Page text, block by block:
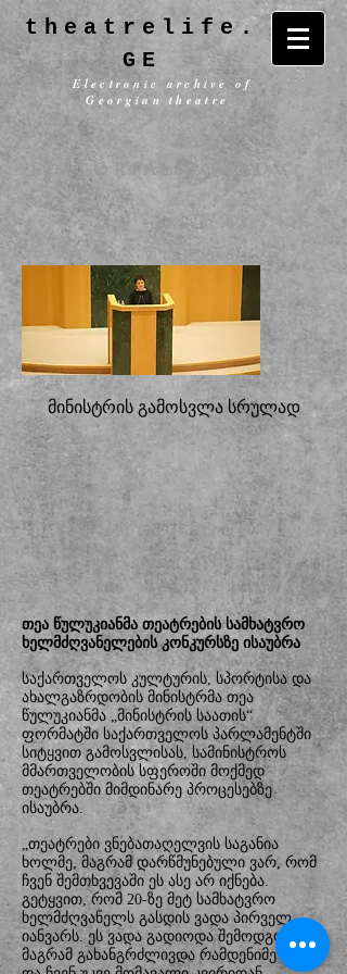
theatrelife.
GE
Electronic archive of
Georgian theatre
EDITORIAL BOARD
მინისტრის გამოსვლა სრულად
თეა წულუკიანმა თეატრების სამხატვრო
ხელმძღვანელების კონკურსზე ისაუბრა
საქართველოს კულტურის, სპორტისა და
ახალგაზრდობის მინისტრმა თეა
წულუკიანმა „მინისტრის საათის“
ფორმატში საქართველოს პარლამენტში
სიტყვით გამოსვლისას, სამინისტროს
მმართველობის სფეროში მოქმედ
თეატრებში მიმდინარე პროცესებზე
ისაუბრა.
„თეატრები ვნებათაღელვის საგანია
ხოლმე, მაგრამ დარწმუნებული ვარ, რომ
ჩვენ შემთხვევაში ეს ასე არ იქნება.
გეტყვით, რომ 20-ზე მეტ სამხატვრო
ხელმძღვანელს გასდის ვადა პირველ
იანვარს. ეს ვადა გადიოდა შემოდგომაზე,
მაგრამ გახანგრძლივდა რამდენიმე თვით